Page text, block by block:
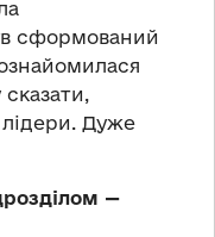
сформований
Дуже
—